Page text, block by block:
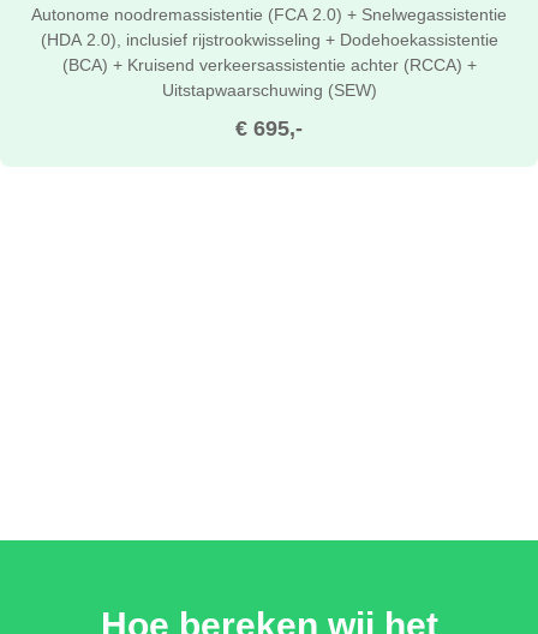
€ 695,-
Autonome noodremassistentie (FCA 2.0) + Snelwegassistentie
(HDA 2.0), inclusief rijstrookwisseling + Dodehoekassistentie
(BCA) + Kruisend verkeersassistentie achter (RCCA) +
Uitstapwaarschuwing (SEW)